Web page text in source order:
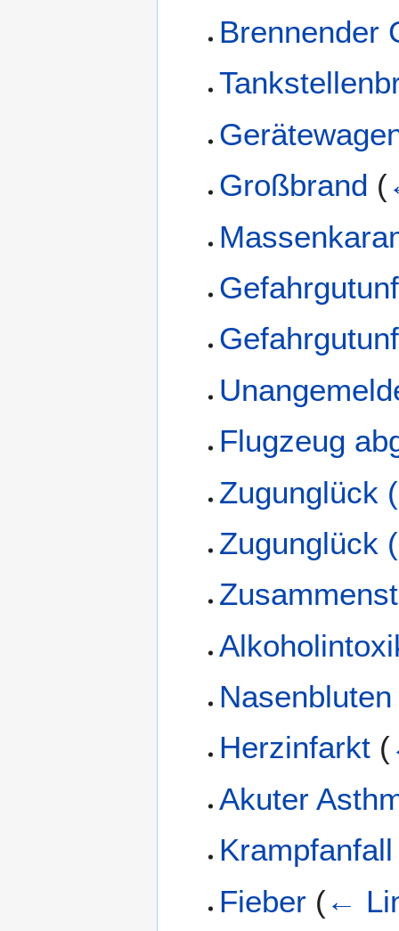
Brennender
Großbrand (
Flugzeug
Zugunglück
Zugunglück
Herzinfarkt (
Akuter
Krampfanfall
Fieber (←